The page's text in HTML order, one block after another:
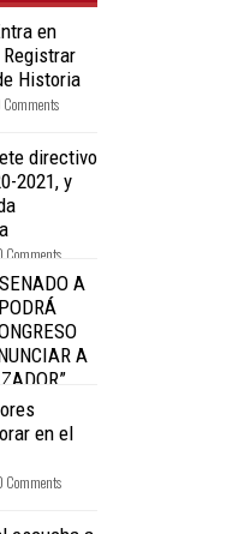
en
Historia
directivo
2021, y
A
A
en el